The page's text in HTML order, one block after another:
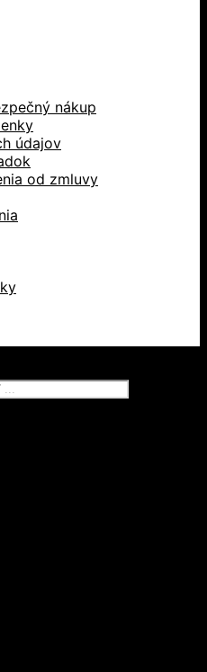
nákup
údajov
od zmluvy